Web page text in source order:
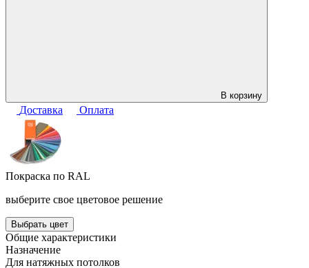
В корзину
Доставка Оплата
Покраска по RAL
выберите свое цветовое решение
Выбрать цвет
Общие характеристики
Назначение
Для натяжных потолков